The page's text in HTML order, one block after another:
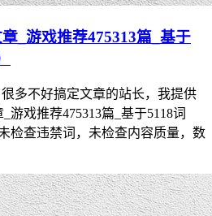
_游戏推荐475313篇_基于
多不好搞定文章的站长，我提供
游戏推荐475313篇_基于5118词
检查违禁词，未检查内容质量，数